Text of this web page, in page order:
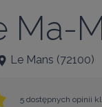
Ma-
Le Mans (72100)
5 dostępnych opinii